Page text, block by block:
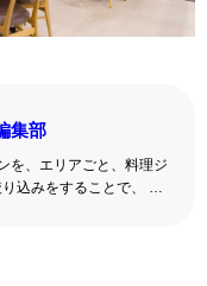
集部
を、エリアごと、料理ジ
みをすることで、 い